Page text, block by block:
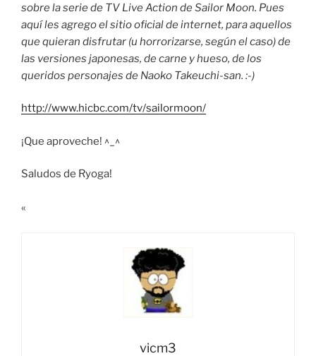
sobre la serie de TV Live Action de Sailor Moon. Pues
aquí les agrego el sitio oficial de internet, para aquellos
que quieran disfrutar (u horrorizarse, según el caso) de
las versiones japonesas, de carne y hueso, de los
queridos personajes de Naoko Takeuchi-san. :-)
http://www.hicbc.com/tv/sailormoon/
¡Que aproveche! ^_^
Saludos de Ryoga!
«
vicm3